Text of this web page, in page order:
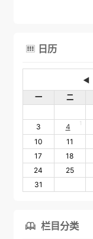
 日历
◄
一
二
3
4 1
10
11
17
18
24
25
31
 栏目分类